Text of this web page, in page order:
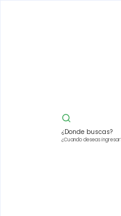
¿Donde buscas?
¿Cuando deseas